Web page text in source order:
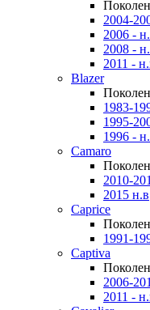
2004-
2006 -
2008 -
2011 -
Blazer
1983-
1995-
1996 -
Camaro
2010-
2015 н.в
Caprice
1991-
Captiva
2006-
2011 -